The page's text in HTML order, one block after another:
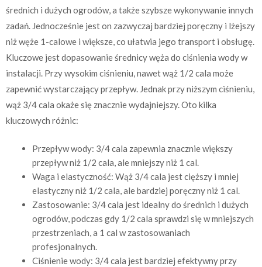
średnich i dużych ogrodów, a także szybsze wykonywanie innych
zadań. Jednocześnie jest on zazwyczaj bardziej poręczny i lżejszy
niż węże 1-calowe i większe, co ułatwia jego transport i obsługę.
Kluczowe jest dopasowanie średnicy węża do ciśnienia wody w
instalacji. Przy wysokim ciśnieniu, nawet wąż 1/2 cala może
zapewnić wystarczający przepływ. Jednak przy niższym ciśnieniu,
wąż 3/4 cala okaże się znacznie wydajniejszy. Oto kilka
kluczowych różnic:
Przepływ wody: 3/4 cala zapewnia znacznie większy
przepływ niż 1/2 cala, ale mniejszy niż 1 cal.
Waga i elastyczność: Wąż 3/4 cala jest cięższy i mniej
elastyczny niż 1/2 cala, ale bardziej poręczny niż 1 cal.
Zastosowanie: 3/4 cala jest idealny do średnich i dużych
ogrodów, podczas gdy 1/2 cala sprawdzi się w mniejszych
przestrzeniach, a 1 cal w zastosowaniach
profesjonalnych.
Ciśnienie wody: 3/4 cala jest bardziej efektywny przy